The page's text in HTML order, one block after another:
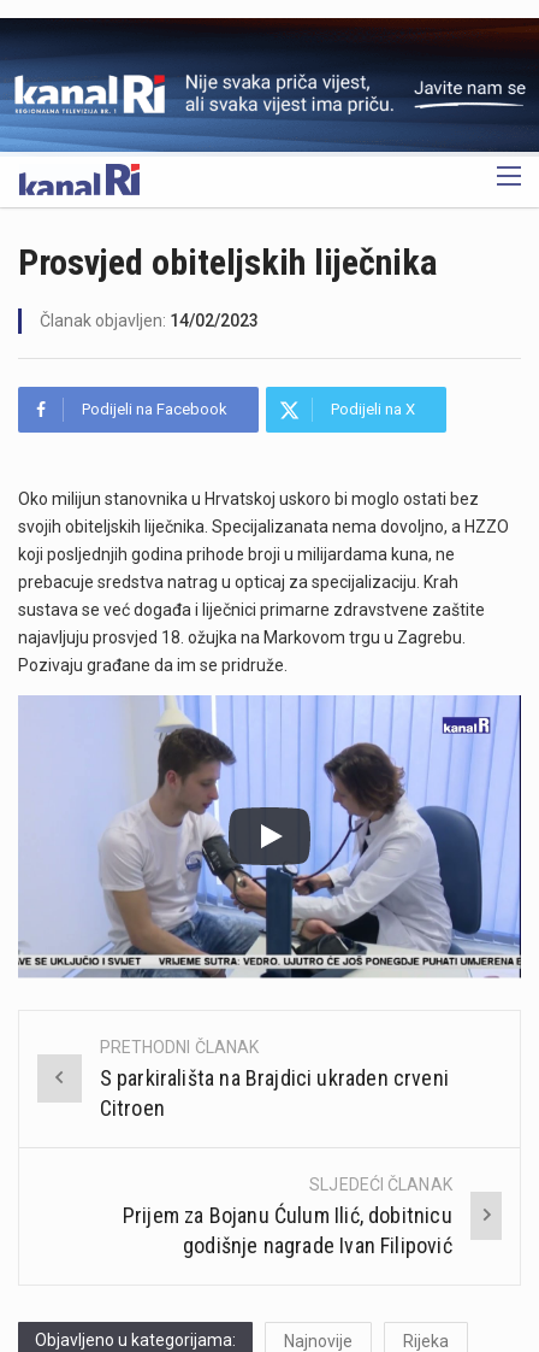
OGLAS
Prosvjed obiteljskih liječnika
Članak objavljen: 14/02/2023
Podijeli na Facebook Podijeli na X
Oko milijun stanovnika u Hrvatskoj uskoro bi moglo ostati bez
svojih obiteljskih liječnika. Specijalizanata nema dovoljno, a HZZO
koji posljednjih godina prihode broji u milijardama kuna, ne
prebacuje sredstva natrag u opticaj za specijalizaciju. Krah
sustava se već događa i liječnici primarne zdravstvene zaštite
najavljuju prosvjed 18. ožujka na Markovom trgu u Zagrebu.
Pozivaju građane da im se pridruže.
Post
navigation
PRETHODNI ČLANAK
S parkirališta na Brajdici ukraden crveni
Citroen
SLJEDEĆI ČLANAK
Prijem za Bojanu Ćulum Ilić, dobitnicu
godišnje nagrade Ivan Filipović
Objavljeno u kategorijama: Najnovije Rijeka